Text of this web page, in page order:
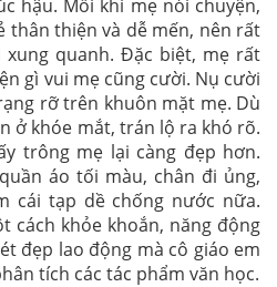
hậu. Mỗi khi mẹ nói chuyện,
thân thiện và dễ mến, nên rất
quanh. Đặc biệt, mẹ rất
gì vui mẹ cũng cười. Nụ cười
rỡ trên khuôn mặt mẹ. Dù
ở khóe mắt, trán lộ ra khó rõ.
trông mẹ lại càng đẹp hơn.
áo tối màu, chân đi ủng,
cái tạp dề chống nước nữa.
cách khỏe khoắn, năng động
đẹp lao động mà cô giáo em
tích các tác phẩm văn học.